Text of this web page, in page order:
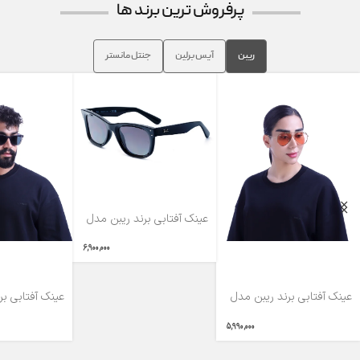
پرفروش ترین برند ها
ریبن آیس برلین جنتل مانستر
عینک آفتابی برند ریبن مدل
5,990,000
عینک آفتابی برند ریبن مدل
6,900,000
عینک آفتابی